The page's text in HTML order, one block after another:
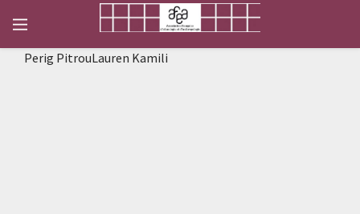
Perig PitrouLauren Kamili